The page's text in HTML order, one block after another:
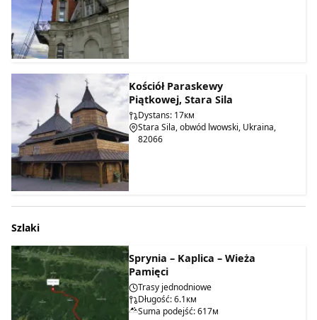
Kościół Paraskewy
Piątkowej, Stara Sila
Dystans: 17км
Stara Sila, obwód lwowski, Ukraina,
82066
Szlaki
Sprynia – Kaplica – Wieża
Pamięci
Trasy jednodniowe
Długość: 6.1км
Suma podejść: 617м